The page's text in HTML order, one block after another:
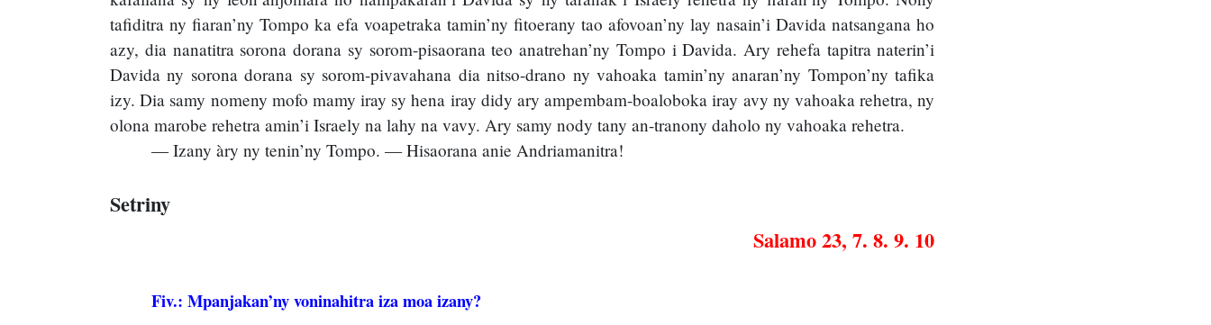
tafiditra ny fiaran’ny Tompo ka efa voapetraka tamin’ny fitoerany tao afovoan’ny lay nasain’i Davida natsangana ho
azy, dia nanatitra sorona dorana sy sorom-pisaorana teo anatrehan’ny Tompo i Davida. Ary rehefa tapitra naterin’i
Davida ny sorona dorana sy sorom-pivavahana dia nitso-drano ny vahoaka tamin’ny anaran’ny Tompon’ny tafika
izy. Dia samy nomeny mofo mamy iray sy hena iray didy ary ampembam-boaloboka iray avy ny vahoaka rehetra, ny
olona marobe rehetra amin’i Israely na lahy na vavy. Ary samy nody tany an-tranony daholo ny vahoaka rehetra.
— Izany àry ny tenin’ny Tompo. — Hisaorana anie Andriamanitra!
Setriny
Salamo 23, 7. 8. 9. 10
Fiv.: Mpanjakan’ny voninahitra iza moa izany?